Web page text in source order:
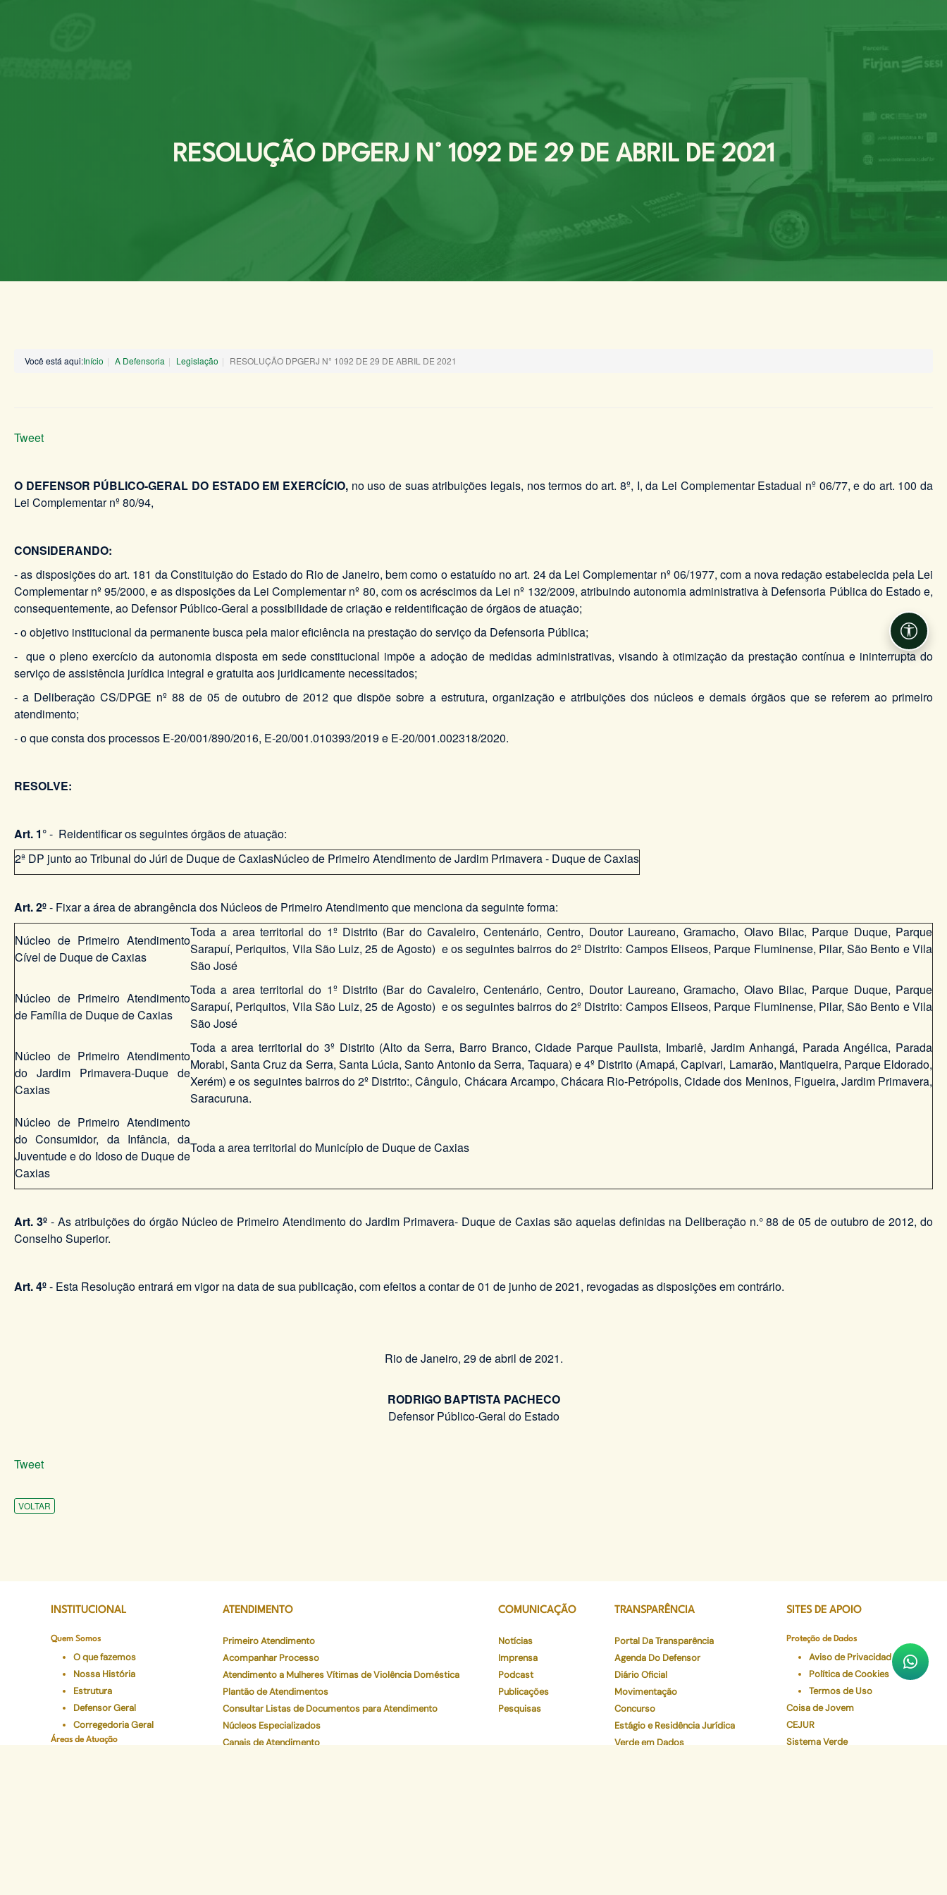
RESOLUÇÃO DPGERJ N° 1092 DE 29 DE ABRIL DE 2021
Você está aqui:Início A Defensoria Legislação RESOLUÇÃO DPGERJ N° 1092 DE 29 DE ABRIL DE 2021
Tweet
O DEFENSOR PÚBLICO-GERAL DO ESTADO EM EXERCÍCIO, no uso de suas atribuições legais, nos termos do art. 8º, I, da Lei Complementar Estadual nº 06/77, e do art. 100 da
Lei Complementar nº 80/94,
CONSIDERANDO:
- as disposições do art. 181 da Constituição do Estado do Rio de Janeiro, bem como o estatuído no art. 24 da Lei Complementar nº 06/1977, com a nova redação estabelecida pela Lei
Complementar nº 95/2000, e as disposições da Lei Complementar nº 80, com os acréscimos da Lei nº 132/2009, atribuindo autonomia administrativa à Defensoria Pública do Estado e,
consequentemente, ao Defensor Público-Geral a possibilidade de criação e reidentificação de órgãos de atuação;
- o objetivo institucional da permanente busca pela maior eficiência na prestação do serviço da Defensoria Pública;
- que o pleno exercício da autonomia disposta em sede constitucional impõe a adoção de medidas administrativas, visando à otimização da prestação contínua e ininterrupta do
serviço de assistência jurídica integral e gratuita aos juridicamente necessitados;
- a Deliberação CS/DPGE nº 88 de 05 de outubro de 2012 que dispõe sobre a estrutura, organização e atribuições dos núcleos e demais órgãos que se referem ao primeiro
atendimento;
- o que consta dos processos E-20/001/890/2016, E-20/001.010393/2019 e E-20/001.002318/2020.
RESOLVE:
Art. 1°- Reidentificar os seguintes órgãos de atuação:
2ª DP junto ao Tribunal do Júri de Duque de CaxiasNúcleo de Primeiro Atendimento de Jardim Primavera - Duque de Caxias
Art. 2º- Fixar a área de abrangência dos Núcleos de Primeiro Atendimento que menciona da seguinte forma:
Núcleo de Primeiro Atendimento
Cível de Duque de Caxias
Toda a area territorial do 1º Distrito (Bar do Cavaleiro, Centenário, Centro, Doutor Laureano, Gramacho, Olavo Bilac, Parque Duque, Parque
Sarapuí, Periquitos, Vila São Luiz, 25 de Agosto) e os seguintes bairros do 2º Distrito: Campos Eliseos, Parque Fluminense, Pilar, São Bento e Vila
São José
Núcleo de Primeiro Atendimento
de Família de Duque de Caxias
Toda a area territorial do 1º Distrito (Bar do Cavaleiro, Centenário, Centro, Doutor Laureano, Gramacho, Olavo Bilac, Parque Duque, Parque
Sarapuí, Periquitos, Vila São Luiz, 25 de Agosto) e os seguintes bairros do 2º Distrito: Campos Eliseos, Parque Fluminense, Pilar, São Bento e Vila
São José
Núcleo de Primeiro Atendimento
do Jardim Primavera-Duque de
Caxias
Toda a area territorial do 3º Distrito (Alto da Serra, Barro Branco, Cidade Parque Paulista, Imbariê, Jardim Anhangá, Parada Angélica, Parada
Morabi, Santa Cruz da Serra, Santa Lúcia, Santo Antonio da Serra, Taquara) e 4º Distrito (Amapá, Capivari, Lamarão, Mantiqueira, Parque Eldorado,
Xerém) e os seguintes bairros do 2º Distrito:, Cângulo, Chácara Arcampo, Chácara Rio-Petrópolis, Cidade dos Meninos, Figueira, Jardim Primavera,
Saracuruna.
Núcleo de Primeiro Atendimento
do Consumidor, da Infância, da
Juventude e do Idoso de Duque de
Caxias
Toda a area territorial do Município de Duque de Caxias
Art. 3º- As atribuições do órgão Núcleo de Primeiro Atendimento do Jardim Primavera- Duque de Caxias são aquelas definidas na Deliberação n.° 88 de 05 de outubro de 2012, do
Conselho Superior.
Art. 4º- Esta Resolução entrará em vigor na data de sua publicação, com efeitos a contar de 01 de junho de 2021, revogadas as disposições em contrário.
Rio de Janeiro, 29 de abril de 2021.
RODRIGO BAPTISTA PACHECO
Defensor Público-Geral do Estado
Tweet
VOLTAR
INSTITUCIONAL
Quem Somos
O que fazemos
Nossa História
Estrutura
Defensor Geral
Corregedoria Geral
Áreas de Atuação
ATENDIMENTO
Primeiro Atendimento
Acompanhar Processo
Atendimento a Mulheres Vítimas de Violência Doméstica
Plantão de Atendimentos
Consultar Listas de Documentos para Atendimento
Núcleos Especializados
Canais de Atendimento
COMUNICAÇÃO
Notícias
Imprensa
Podcast
Publicações
Pesquisas
TRANSPARÊNCIA
Portal Da Transparência
Agenda Do Defensor
Diário Oficial
Movimentação
Concurso
Estágio e Residência Jurídica
Verde em Dados
SITES DE APOIO
Proteção de Dados
Aviso de Privacidade
Política de Cookies
Termos de Uso
Coisa de Jovem
CEJUR
Sistema Verde